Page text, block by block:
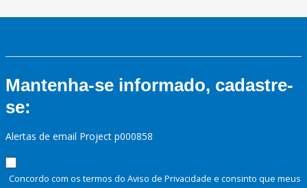
Mantenha-se informado, cadastre-
se:
Alertas de email Project p000858
Concordo com os termos do Aviso de Privacidade e consinto que meus